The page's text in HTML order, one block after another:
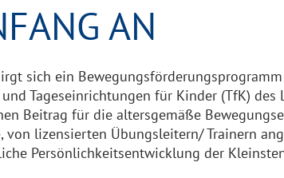
AN
sich ein
Tageseinrichtungen für Kinder (TfK) des
Beitrag für die altersgemäße
lizensierten Übungsleitern/ Trainern
Persönlichkeitsentwicklung der